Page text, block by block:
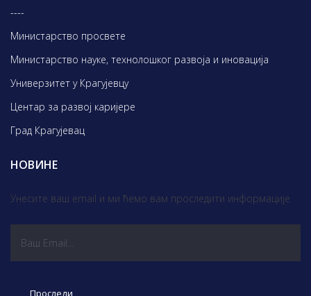
----
Министарство просвете
Министарство науке, технолошког развоја и иновација
Универзитет у Крагујевцу
Центар за развој каријере
Град Крагујевац
НОВИНЕ
Унесите ваш email и ми ћемо вам проследити информације